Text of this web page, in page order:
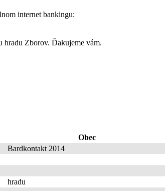
internet bankingu:
hradu Zborov. Ďakujeme vám.
Obec
Bardkontakt 2014
hradu